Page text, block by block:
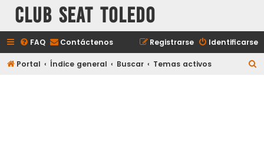
Club Seat Toledo
FAQ Contáctenos Identificarse
Registrarse
Portal Índice general Buscar Temas activos